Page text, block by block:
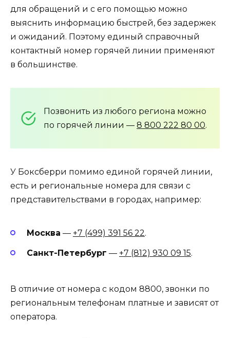
для обращений и с его помощью можно
выяснить информацию быстрей, без задержек
и ожиданий. Поэтому единый справочный
контактный номер горячей линии применяют
в большинстве.
Позвонить из любого региона можно
по горячей линии — 8 800 222 80 00.
У Боксберри помимо единой горячей линии,
есть и региональные номера для связи с
представительствами в городах, например:
Москва — +7 (499) 391 56 22.
Санкт-Петербург — +7 (812) 930 09 15.
В отличие от номера с кодом 8800, звонки по
региональным телефонам платные и зависят от
оператора.